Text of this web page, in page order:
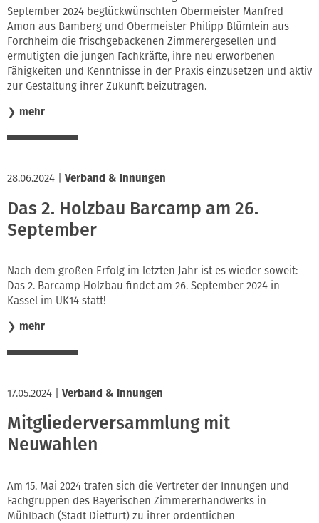
September 2024 beglückwünschten Obermeister Manfred
Amon aus Bamberg und Obermeister Philipp Blümlein aus
Forchheim die frischgebackenen Zimmerergesellen und
ermutigten die jungen Fachkräfte, ihre neu erworbenen
Fähigkeiten und Kenntnisse in der Praxis einzusetzen und aktiv
zur Gestaltung ihrer Zukunft beizutragen.
❯ mehr
28.06.2024 Verband & Innungen
Das 2. Holzbau Barcamp am 26.
September
Nach dem großen Erfolg im letzten Jahr ist es wieder soweit:
Das 2. Barcamp Holzbau findet am 26. September 2024 in
Kassel im UK14 statt!
❯ mehr
17.05.2024 Verband & Innungen
Mitgliederversammlung mit
Neuwahlen
Am 15. Mai 2024 trafen sich die Vertreter der Innungen und
Fachgruppen des Bayerischen Zimmererhandwerks in
Mühlbach (Stadt Dietfurt) zu ihrer ordentlichen